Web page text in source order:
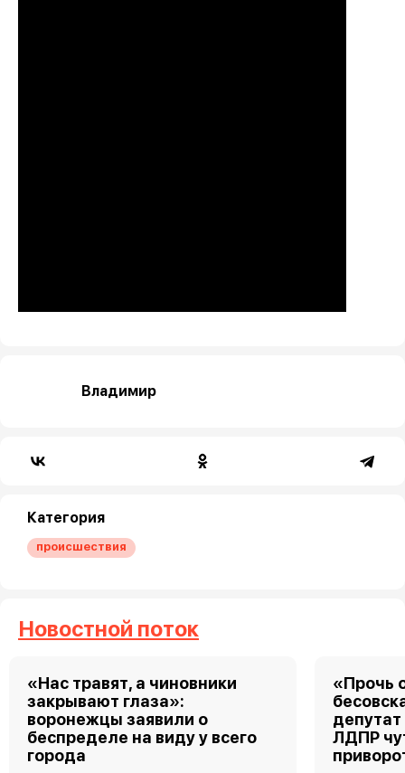
Владимир
Категория
происшествия
Новостной поток
«Нас травят, а чиновники
закрывают глаза»:
воронежцы заявили о
беспределе на виду у всего
города
«Прочь
ЛДПР